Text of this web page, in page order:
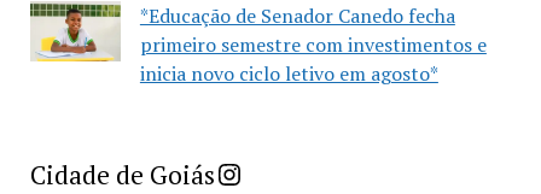
*Educação de Senador Canedo fecha
primeiro semestre com investimentos e
inicia novo ciclo letivo em agosto*
Cidade de GoiásImprensa Criativa da Cidade de Goiás